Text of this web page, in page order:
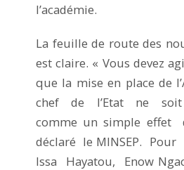
l’académie.
La feuille de route des
est claire. « Vous devez
que la mise en place de
chef de l’Etat ne soit
comme un simple effet
déclaré le MINSEP.
Issa Hayatou, Enow